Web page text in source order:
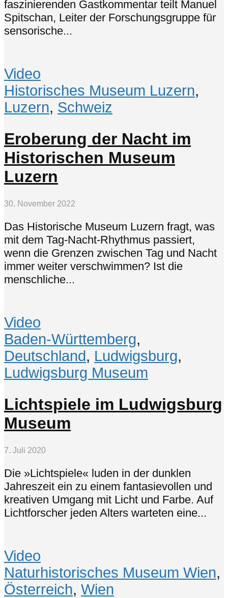
faszinierenden Gastkommentar teilt Manuel
Spitschan, Leiter der Forschungsgruppe für
sensorische...
Video
Historisches Museum Luzern,
Luzern, Schweiz
Eroberung der Nacht im
Historischen Museum
Luzern
30. November 2022
Das Historische Museum Luzern fragt, was
mit dem Tag-Nacht-Rhythmus passiert,
wenn die Grenzen zwischen Tag und Nacht
immer weiter verschwimmen? Ist die
menschliche...
Video
Baden-Württemberg,
Deutschland, Ludwigsburg,
Ludwigsburg Museum
Lichtspiele im Ludwigsburg
Museum
7. Juli 2020
Die »Lichtspiele« luden in der dunklen
Jahreszeit ein zu einem fantasievollen und
kreativen Umgang mit Licht und Farbe. Auf
Lichtforscher jeden Alters warteten eine...
Video
Naturhistorisches Museum Wien,
Österreich, Wien